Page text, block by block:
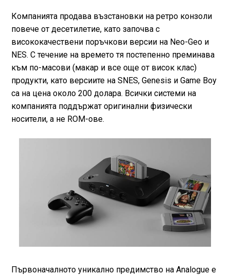
Компанията продава възстановки на ретро конзоли
повече от десетилетие, като започва с
висококачествени поръчкови версии на Neo-Geo и
NES. С течение на времето тя постепенно преминава
към по-масови (макар и все още от висок клас)
продукти, като версиите на SNES, Genesis и Game Boy
са на цена около 200 долара. Всички системи на
компанията поддържат оригинални физически
носители, а не ROM-ове.
Първоначалното уникално предимство на Analogue е